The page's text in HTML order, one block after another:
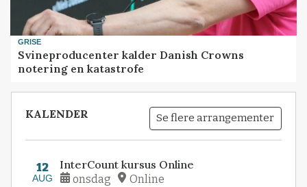
GRISE
Svineproducenter kalder Danish Crowns
notering en katastrofe
KALENDER Se flere arrangementer
12
AUG
InterCount kursus Online
onsdag Online